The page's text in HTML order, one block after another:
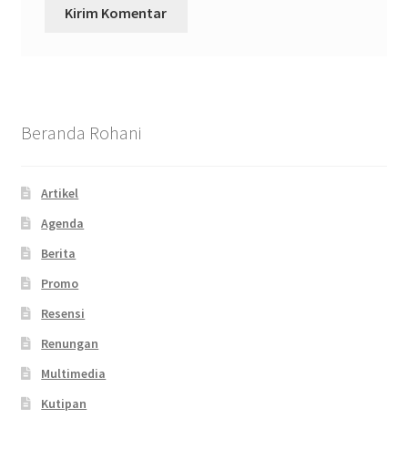
Beranda Rohani
Artikel
Agenda
Berita
Promo
Resensi
Renungan
Multimedia
Kutipan